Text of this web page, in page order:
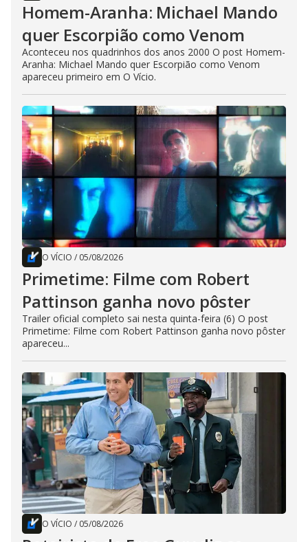
Homem-Aranha: Michael Mando
quer Escorpião como Venom
Aconteceu nos quadrinhos dos anos 2000 O post Homem-
Aranha: Michael Mando quer Escorpião como Venom
apareceu primeiro em O Vício.
O VÍCIO / 05/08/2026
Primetime: Filme com Robert
Pattinson ganha novo pôster
Trailer oficial completo sai nesta quinta-feira (6) O post
Primetime: Filme com Robert Pattinson ganha novo pôster
apareceu...
O VÍCIO / 05/08/2026